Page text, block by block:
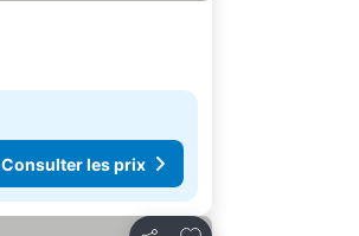
Consulter les prix